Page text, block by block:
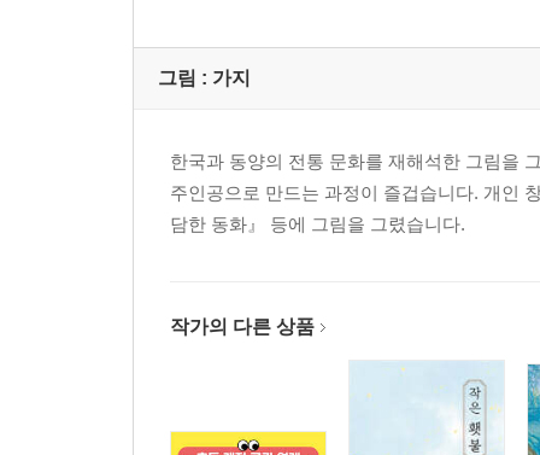
그림 : 가지
한국과 동양의 전통 문화를 재해석한 그림을
주인공으로 만드는 과정이 즐겁습니다. 개인
담한 동화』 등에 그림을 그렸습니다.
작가의 다른 상품